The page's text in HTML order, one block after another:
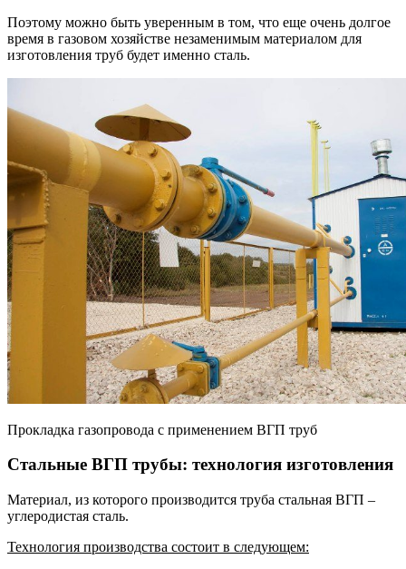
Поэтому можно быть уверенным в том, что еще очень долгое
время в газовом хозяйстве незаменимым материалом для
изготовления труб будет именно сталь.
Прокладка газопровода с применением ВГП труб
Стальные ВГП трубы: технология изготовления
Материал, из которого производится труба стальная ВГП –
углеродистая сталь.
Технология производства состоит в следующем: